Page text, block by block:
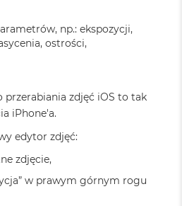
np.: ekspozycji,
ostrości,
przerabiania zdjęć iOS to tak
iPhone'a.
edytor zdjęć:
zdjęcie,
w prawym górnym rogu